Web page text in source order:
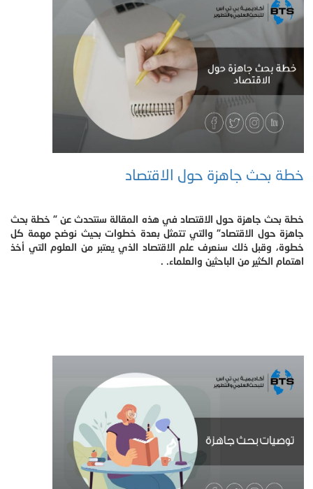
خطة بحث جاهزة حول الاقتصاد
خطة بحث جاهزة حول الاقتصاد في هذه المقالة سنتحدث عن " خطة بحث
جاهزة حول الاقتصاد" والتي تتمثل بعدة خطوات بحيث نوضح مهمة كل
خطوة، وقبل ذلك سنعرف علم الاقتصاد الذي يعتبر من العلوم التي أخذ
اهتمام الكثير من الباحثين والعلماء. .